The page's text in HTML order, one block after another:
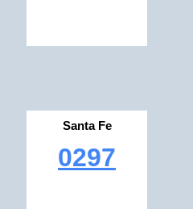
Santa Fe
0297